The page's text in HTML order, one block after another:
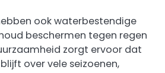
ook waterbestendige
beschermen tegen regen
zorgt ervoor dat
over vele seizoenen,